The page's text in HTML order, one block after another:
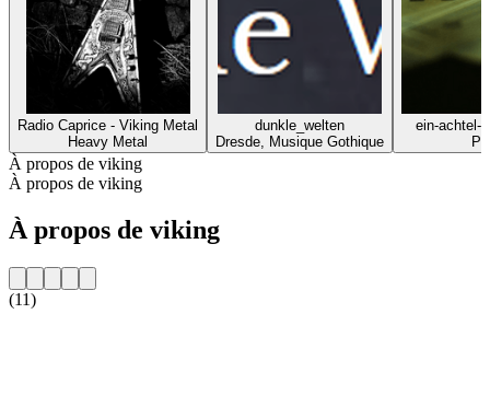
Radio Caprice - Viking Metal
Heavy Metal
dunkle_welten
Dresde, Musique Gothique
ein-achtel-
À propos de viking
À propos de viking
À propos de viking
(11)